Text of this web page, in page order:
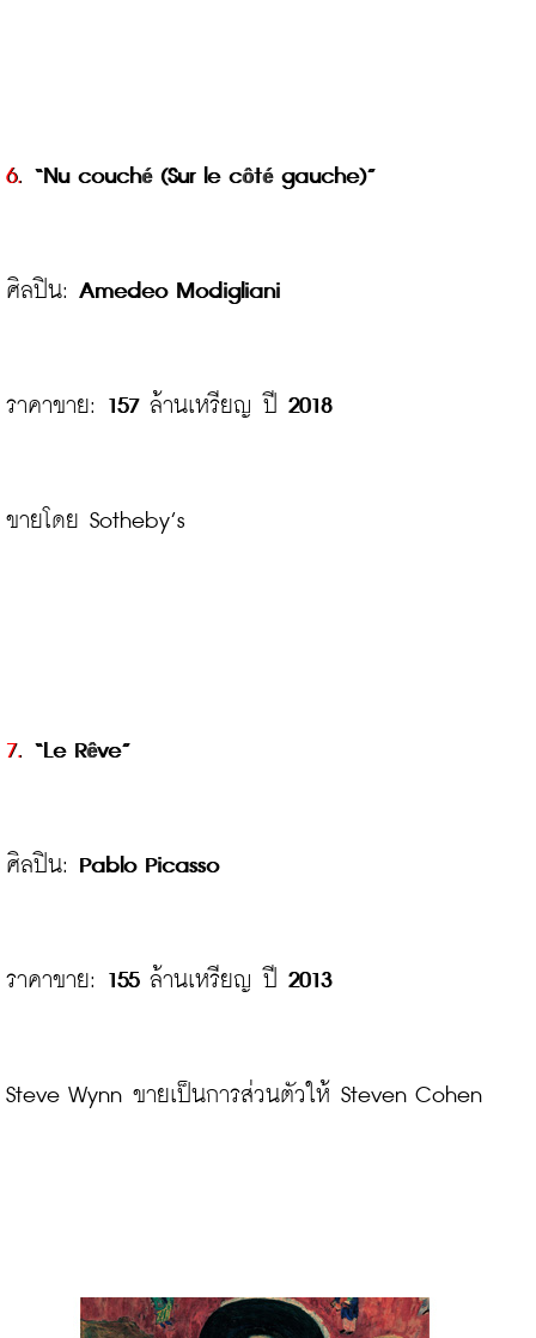
6. “Nu couché (Sur le côté gauche)”
ศิลปิน: Amedeo Modigliani
ราคาขาย: 157 ล้านเหรียญ ปี 2018
ขายโดย Sotheby’s
7. “Le Rêve”
ศิลปิน: Pablo Picasso
ราคาขาย: 155 ล้านเหรียญ ปี 2013
Steve Wynn ขายเป็นการส่วนตัวให้ Steven Cohen